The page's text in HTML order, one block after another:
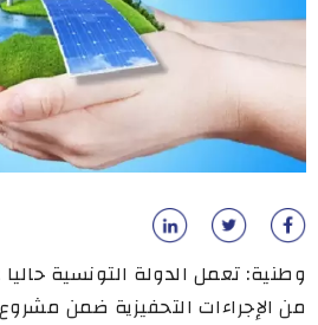
وطنية: تعمل الدولة التونسية
من الإجراءات التحفيزية ضمن